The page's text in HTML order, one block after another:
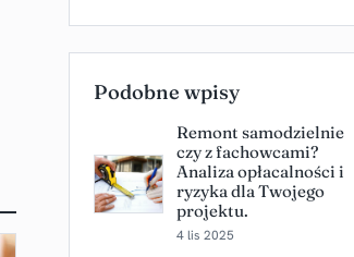
Podobne wpisy
Remont samodzielnie
czy z fachowcami?
Analiza opłacalności i
ryzyka dla Twojego
projektu.
4 lis 2025